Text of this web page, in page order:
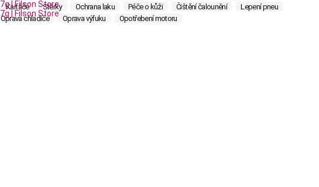
Kartáče Stěrky Ochrana laku Péče o kůži Čištění čalounění
Lepení pneu
Oprava chladiče Oprava výfuku Opotřebení motoru